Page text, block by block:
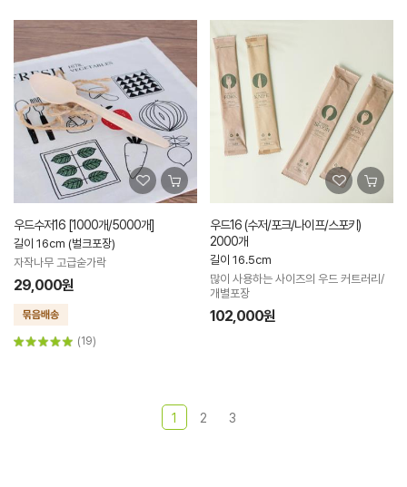
우드수저16 [1000개/5000개]
길이 16cm (벌크포장)
자작나무 고급숟가락
29,000원
(19)
우드16 (수저/포크/나이프/스포키)
2000개
길이 16.5cm
많이 사용하는 사이즈의 우드 커트러리/
개별포장
102,000원
1 2 3